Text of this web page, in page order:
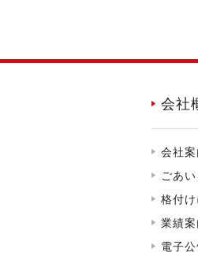
会社
会社案
ごあ
格付
業績案
電子